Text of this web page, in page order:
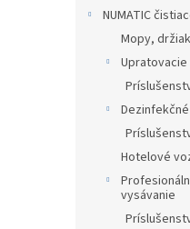
NUMATIC
Mopy,
Hotelové
vysávanie